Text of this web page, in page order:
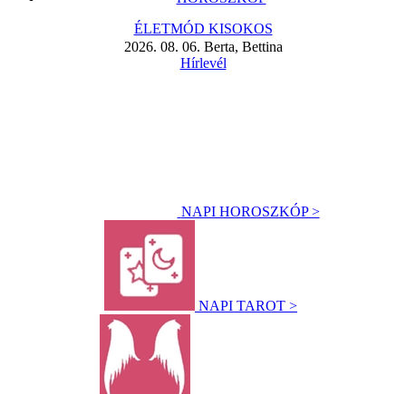
ÉLETMÓD KISOKOS
2026. 08. 06. Berta, Bettina
Hírlevél
NAPI HOROSZKÓP >
NAPI TAROT >